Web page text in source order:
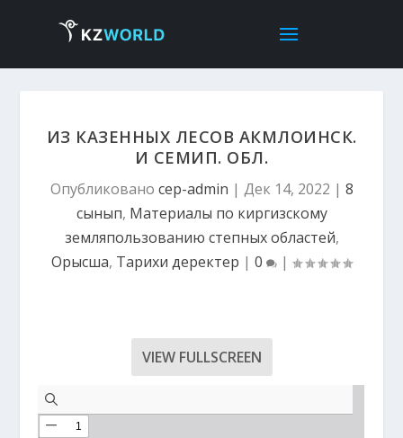
ИЗ КАЗЕННЫХ ЛЕСОВ АКМЛОИНСК.
И СЕМИП. ОБЛ.
Опубликовано cep-admin | Дек 14, 2022 | 8
сынып, Материалы по киргизскому
земляпользованию степных областей,
Орысша, Тарихи деректер | 0 |
VIEW FULLSCREEN